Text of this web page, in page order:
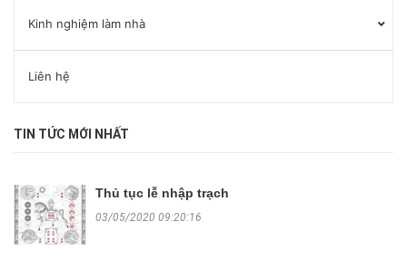
Kinh nghiệm làm nhà
Liên hệ
TIN TỨC MỚI NHẤT
Thủ tục lễ nhập trạch
03/05/2020 09:20:16